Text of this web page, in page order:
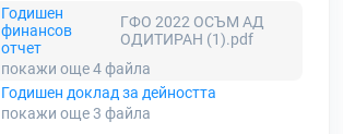
Годишен
финансов
отчет
ГФО 2022 ОСЪМ АД
ОДИТИРАН (1).pdf
покажи още 4файла
Годишен доклад за дейността
покажи още 3 файла